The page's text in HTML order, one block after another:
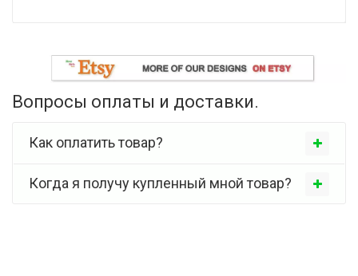
Вопросы оплаты и доставки.
Как оплатить товар?
Когда я получу купленный мной товар?